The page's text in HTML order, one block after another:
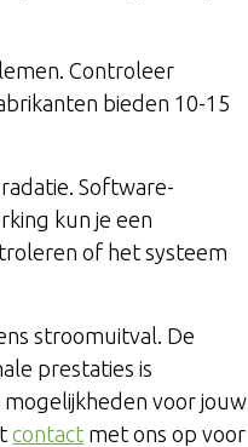
Controleer
bieden 10-15
Software-
kun je een
of het systeem
stroomuitval. De
prestaties is
voor jouw
contact met ons op voor